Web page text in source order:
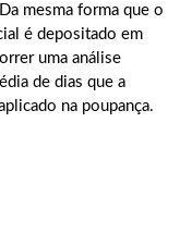
mesma forma que o
é depositado em
uma análise
de dias que a
na poupança.